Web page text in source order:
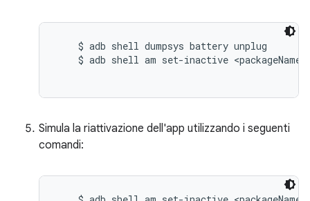
    $ adb shell dumpsys battery unplug
$ adb shell am set-inactive <packageName>
Simula la riattivazione dell'app utilizzando i seguenti
comandi: